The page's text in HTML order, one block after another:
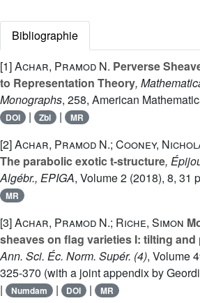
Bibliographie
[1]Achar, Pramod N. Perverse
to Representation Theory,
Monographs, 258, American
DOI | Zbl | MR
[2]Achar, Pramod N.; Cooney,
The parabolic exotic t-structure,
Algébr., EPIGA, Volume 2 (2018), 8, 31
MR
[3]Achar, Pramod N.; Riche, Simon
sheaves on flag varieties I: tilting
Ann. Sci. Éc. Norm. Supér. (4), Volume
325-370 (with a joint appendix by
| Numdam | DOI | MR